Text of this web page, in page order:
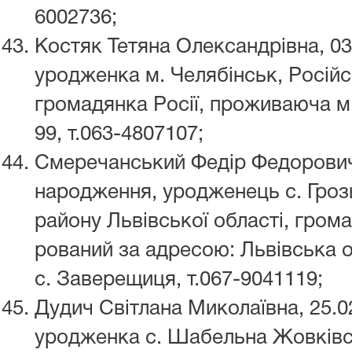
6002736;
Костяк Тетяна Олександрівна,
уродженка м. Челябінськ,
громадянка Росії, проживаюча
99, т.063-4807107;
Смеречанський Федір
народження, уродженець с.
району Львівської області,
рований за адресою: Львівська
с. Заверещиця, т.067-9041119;
Дудич Світлана Миколаївна,
уродженка с. Шабельна